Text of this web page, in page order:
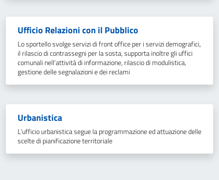
Ufficio Relazioni con il Pubblico
Lo sportello svolge servizi di front office per i servizi demografici,
il rilascio di contrassegni per la sosta, supporta inoltre gli uffici
comunali nell'attività di informazione, rilascio di modulistica,
gestione delle segnalazioni e dei reclami
Urbanistica
L'ufficio urbanistica segue la programmazione ed attuazione delle
scelte di pianificazione territoriale